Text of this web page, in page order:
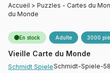
Accueil > Puzzles - Cartes du
du Monde
En stock Adulte 3000
Vieille Carte du Monde
Schmidt SpieleSchmidt-Spiele-